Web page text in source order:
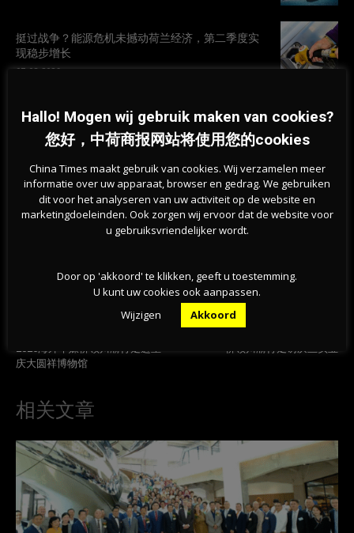
挺过战争？能源危机未撼动荷兰经济，第二季度实
现稳步增长
07-08-2026
旱情持续加剧，莱茵河洛比特水位创新低，荷兰拒
绝全国统一行动
07-08-2026
2026海外华媒侨领川渝行走进重
庆大圆祥博物馆
侨领川渝行走访庆兰实业
相关文章
Hallo! Mogen wij gebruik maken van cookies?
您好，中荷商报网站将使用您的cookies
China Times maakt gebruik van cookies. Wij verzamelen meer
informatie over uw apparaat, browser en gedrag. We gebruiken
dit voor het analyseren van uw activiteit op de website en
marketingdoeleinden. Ook zorgen wij ervoor dat de website voor
u gebruiksvriendelijker wordt.
Door op 'akkoord' te klikken, geeft u toestemming.
U kunt uw cookies ook aanpassen.
Wijzigen
Akkoord